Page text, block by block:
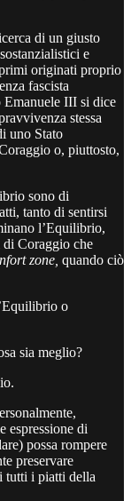
di un giusto
e
originati proprio
fascista
Emanuele III si dice
stessa
uno Stato
o, piuttosto,
sono di
tanto di sentirsi
l’Equilibrio,
di Coraggio che
zone, quando ciò
o
sia meglio?
espressione di
possa rompere
preservare
tutti i piatti della